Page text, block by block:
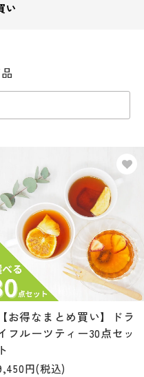
い
【お得なまとめ買い】ドラ
フルーツティー30点セッ
ト
円(税込)